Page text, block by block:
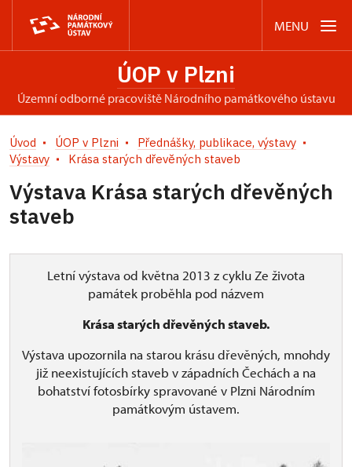
MENU
ÚOP v Plzni
územní odborné pracoviště Národního památkového ústavu
Úvod ÚOP v Plzni
Přednášky, publikace, výstavy
Výstavy
Krása starých dřevěných staveb
Výstava Krása starých dřevěných
staveb
Letní výstava od května 2013 z cyklu Ze života
památek proběhla pod názvem
Krása starých dřevěných staveb.
Výstava upozornila na starou krásu dřevěných, mnohdy
již neexistujících staveb v západních Čechách a na
bohatství fotosbírky spravované v Plzni Národním
památkovým ústavem.